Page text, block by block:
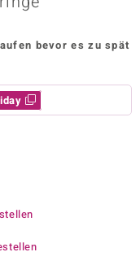
bevor es zu spät